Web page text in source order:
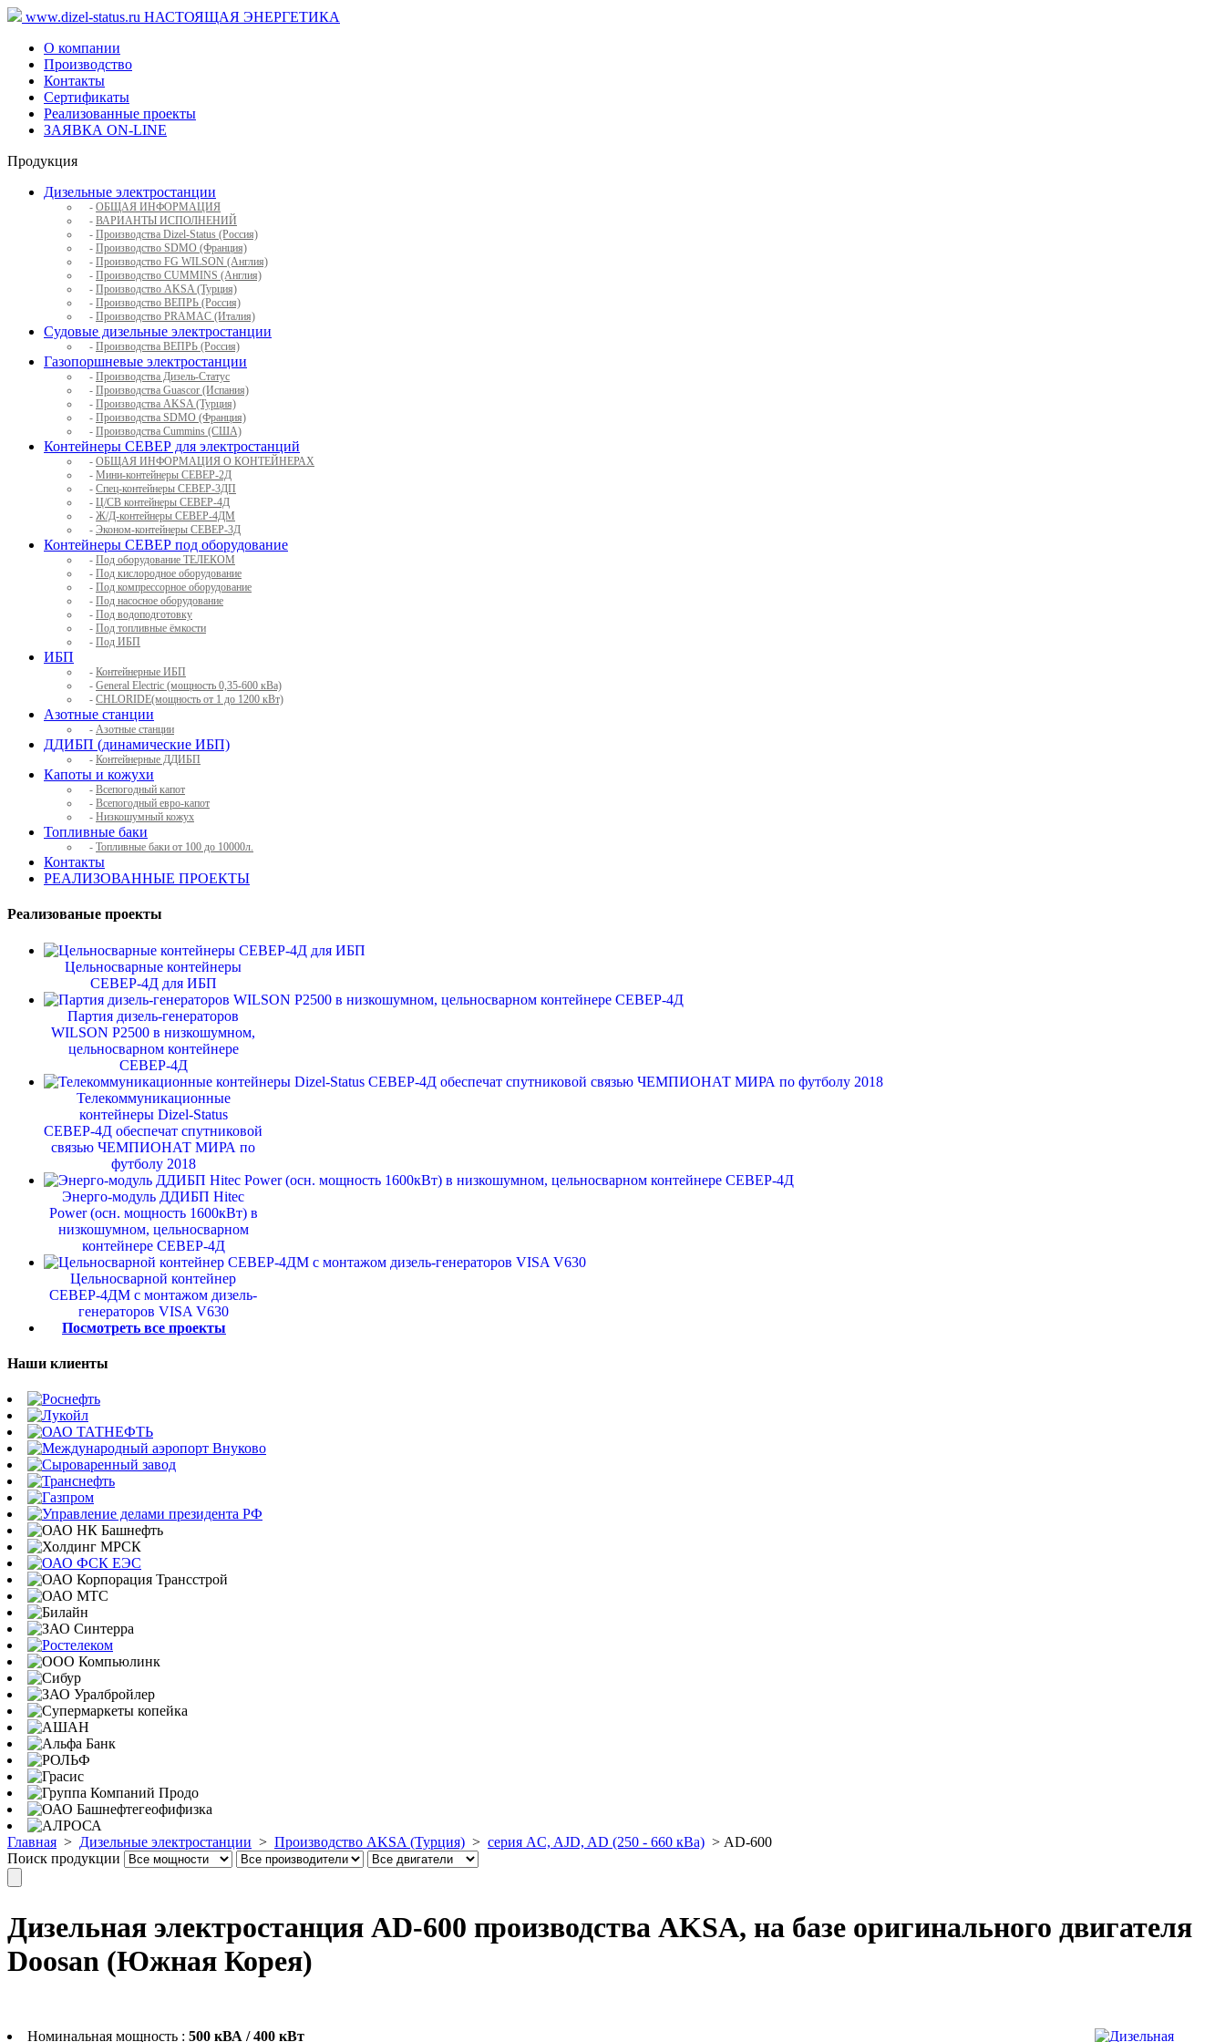
www.dizel-status.ru НАСТОЯЩАЯ ЭНЕРГЕТИКА
О компании
Производство
Контакты
Сертификаты
Реализованные проекты
ЗАЯВКА ON-LINE
Продукция
Дизельные электростанции
- ОБЩАЯ ИНФОРМАЦИЯ
- ВАРИАНТЫ ИСПОЛНЕНИЙ
- Производства Dizel-Status (Россия)
- Производство SDMO (Франция)
- Производство FG WILSON (Англия)
- Производство CUMMINS (Англия)
- Производство AKSA (Турция)
- Производство ВЕПРЬ (Россия)
- Производство PRAMAC (Италия)
Судовые дизельные электростанции
- Производства ВЕПРЬ (Россия)
Газопоршневые электростанции
- Производства Дизель-Статус
- Производства Guascor (Испания)
- Производства AKSA (Турция)
- Производства SDMO (Франция)
- Производства Cummins (США)
Контейнеры СЕВЕР для электростанций
- ОБЩАЯ ИНФОРМАЦИЯ О КОНТЕЙНЕРАХ
- Мини-контейнеры СЕВЕР-2Д
- Спец-контейнеры СЕВЕР-3ДП
- Ц/СВ контейнеры СЕВЕР-4Д
- Ж/Д-контейнеры СЕВЕР-4ДМ
- Эконом-контейнеры СЕВЕР-3Д
Контейнеры СЕВЕР под оборудование
- Под оборудование ТЕЛЕКОМ
- Под кислородное оборудование
- Под компрессорное оборудование
- Под насосное оборудование
- Под водоподготовку
- Под топливные ёмкости
- Под ИБП
ИБП
- Контейнерные ИБП
- General Electric (мощность 0,35-600 кВа)
- CHLORIDE(мощность от 1 до 1200 кВт)
Азотные станции
- Азотные станции
ДДИБП (динамические ИБП)
- Контейнерные ДДИБП
Капоты и кожухи
- Всепогодный капот
- Всепогодный евро-капот
- Низкошумный кожух
Топливные баки
- Топливные баки от 100 до 10000л.
Контакты
РЕАЛИЗОВАННЫЕ ПРОЕКТЫ
Реализованые проекты
Цельносварные контейнеры
СЕВЕР-4Д для ИБП
Партия дизель-генераторов
WILSON P2500 в низкошумном,
цельносварном контейнере
СЕВЕР-4Д
Телекоммуникационные
контейнеры Dizel-Status
СЕВЕР-4Д обеспечат спутниковой
связью ЧЕМПИОНАТ МИРА по
футболу 2018
Энерго-модуль ДДИБП Hitec
Power (осн. мощность 1600кВт) в
низкошумном, цельносварном
контейнере СЕВЕР-4Д
Цельносварной контейнер
СЕВЕР-4ДМ с монтажом дизель-
генераторов VISA V630
Посмотреть все проекты
Наши клиенты
Главная > Дизельные электростанции > Производство AKSA (Турция) > серия AC, AJD, AD (250 - 660 кВа) > AD-600
Поиск продукции
Дизельная электростанция AD-600 производства AKSA, на базе оригинального двигателя
Doosan (Южная Корея)
Номинальная мощность : 500 кВА / 400 кВт